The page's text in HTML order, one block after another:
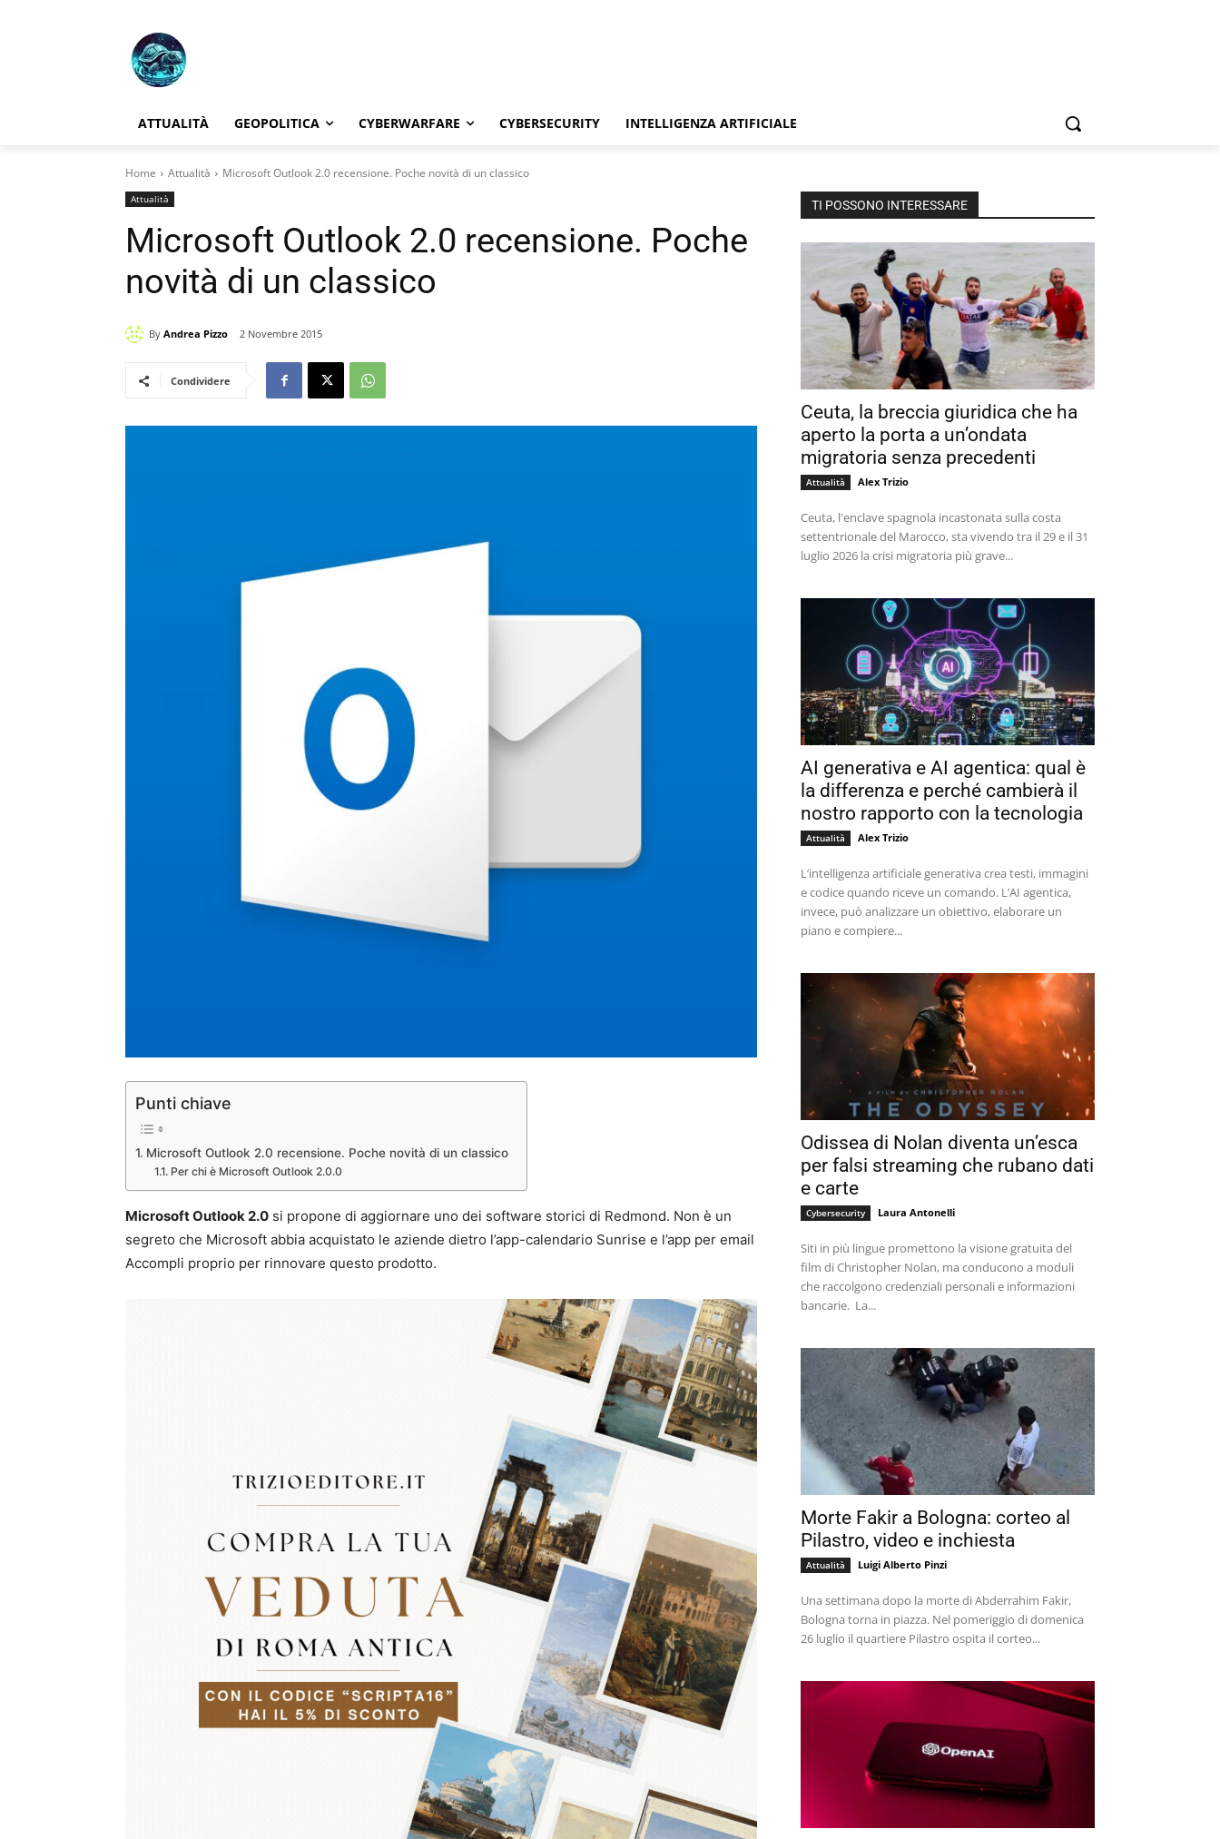
ATTUALITÀ GEOPOLITICA CYBERWARFARE CYBERSECURITY INTELLIGENZA ARTIFICIALE
Home Attualità Microsoft Outlook 2.0 recensione. Poche novità di un classico
Attualità
Microsoft Outlook 2.0 recensione. Poche
novità di un classico
By Andrea Pizzo 2 Novembre 2015
Condividere
Punti chiave
Microsoft Outlook 2.0 recensione. Poche novità di un classico
Per chi è Microsoft Outlook 2.0.0
Microsoft Outlook 2.0 si propone di aggiornare uno dei software storici di Redmond. Non è un
segreto che Microsoft abbia acquistato le aziende dietro l’app-calendario Sunrise e l’app per email
Accompli proprio per rinnovare questo prodotto.
TI POSSONO INTERESSARE
Ceuta, la breccia giuridica che ha
aperto la porta a un’ondata
migratoria senza precedenti
Attualità Alex Trizio
Ceuta, l'enclave spagnola incastonata sulla costa
settentrionale del Marocco, sta vivendo tra il 29 e il 31
luglio 2026 la crisi migratoria più grave...
AI generativa e AI agentica: qual è
la differenza e perché cambierà il
nostro rapporto con la tecnologia
Attualità Alex Trizio
L’intelligenza artificiale generativa crea testi, immagini
e codice quando riceve un comando. L’AI agentica,
invece, può analizzare un obiettivo, elaborare un
piano e compiere...
Odissea di Nolan diventa un’esca
per falsi streaming che rubano dati
e carte
Cybersecurity Laura Antonelli
Siti in più lingue promettono la visione gratuita del
film di Christopher Nolan, ma conducono a moduli
che raccolgono credenziali personali e informazioni
bancarie. La...
Morte Fakir a Bologna: corteo al
Pilastro, video e inchiesta
Attualità Luigi Alberto Pinzi
Una settimana dopo la morte di Abderrahim Fakir,
Bologna torna in piazza. Nel pomeriggio di domenica
26 luglio il quartiere Pilastro ospita il corteo...